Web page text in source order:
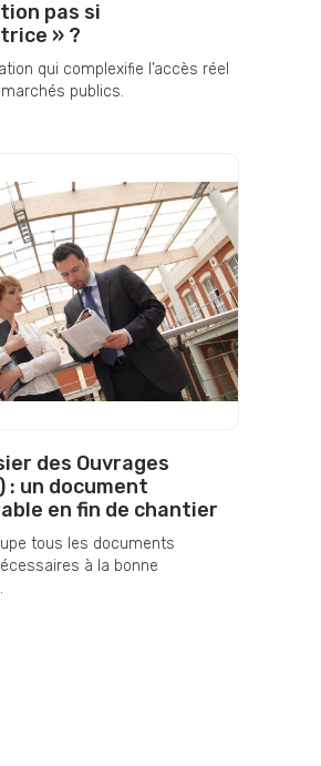
pas si
» ?
qui complexifie l’accès réel
marchés publics.
des Ouvrages
: un document
en fin de chantier
tous les documents
à la bonne